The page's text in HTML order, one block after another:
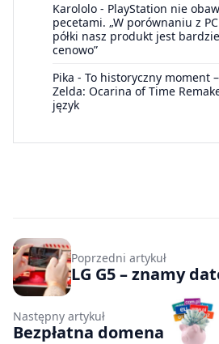
Karololo - PlayStation nie
pecetami. „W porównaniu z
półki nasz produkt jest
cenowo”
Pika - To historyczny moment
Zelda: Ocarina of Time
język
Poprzedni artykuł
LG G5 – znamy
Następny artykuł
Bezpłatna domena